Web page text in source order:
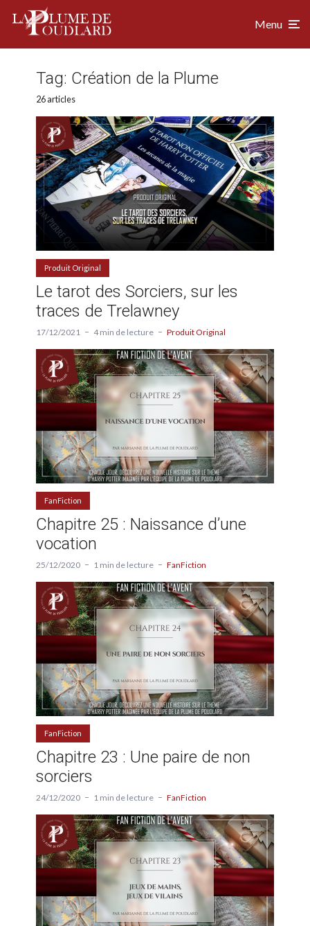
Menu
Tag: Création de la Plume
26 articles
Produit Original
Le tarot des Sorciers, sur les
traces de Trelawney
17/12/2021 4 min de lecture Produit Original
FanFiction
Chapitre 25 : Naissance d’une
vocation
25/12/2020 1 min de lecture FanFiction
FanFiction
Chapitre 23 : Une paire de non
sorciers
24/12/2020 1 min de lecture FanFiction